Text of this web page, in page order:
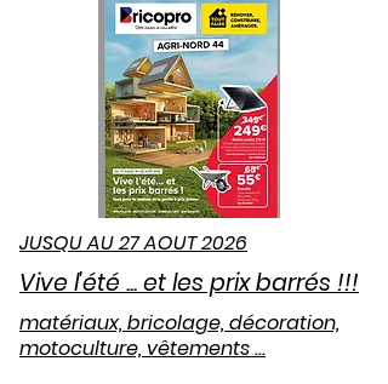
JUSQU AU 27 AOUT 2026
Vive l'été ... et les prix barrés !!!
matériaux, bricolage, décoration,
motoculture, vêtements ...